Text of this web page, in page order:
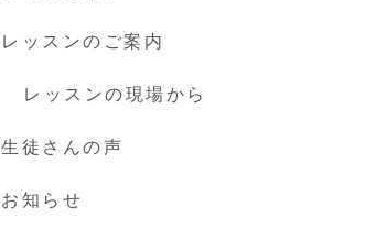
レッスンのご案内
レッスンの現場から
生徒さんの声
お知らせ